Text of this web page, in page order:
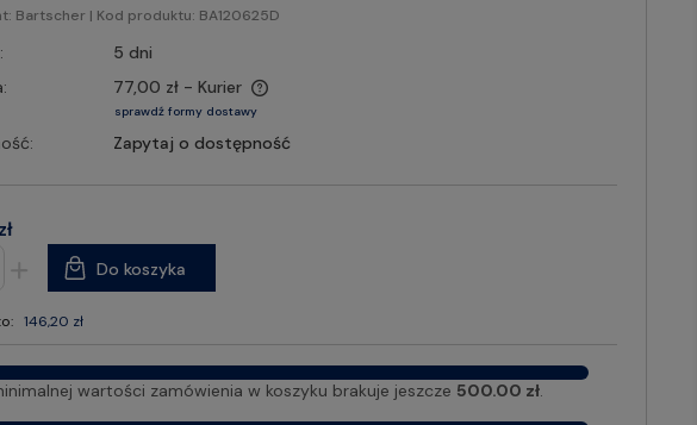
Bartscher | Kod produktu: BA120625D
5 dni
77,00 zł - Kurier
sprawdź formy dostawy
Zapytaj o dostępność
146,20 zł
Do koszyka
wartości zamówienia w koszyku brakuje jeszcze 500.00 zł.